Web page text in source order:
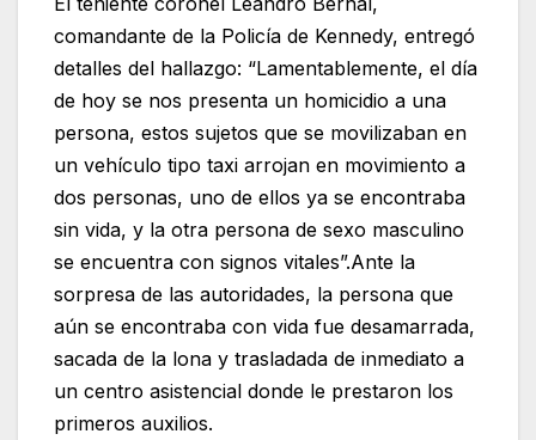
comandante de la Policía de Kennedy, entregó
detalles del hallazgo: “Lamentablemente, el día
de hoy se nos presenta un homicidio a una
persona, estos sujetos que se movilizaban en
un vehículo tipo taxi arrojan en movimiento a
dos personas, uno de ellos ya se encontraba
sin vida, y la otra persona de sexo masculino
se encuentra con signos vitales”.Ante la
sorpresa de las autoridades, la persona que
aún se encontraba con vida fue desamarrada,
sacada de la lona y trasladada de inmediato a
un centro asistencial donde le prestaron los
primeros auxilios.